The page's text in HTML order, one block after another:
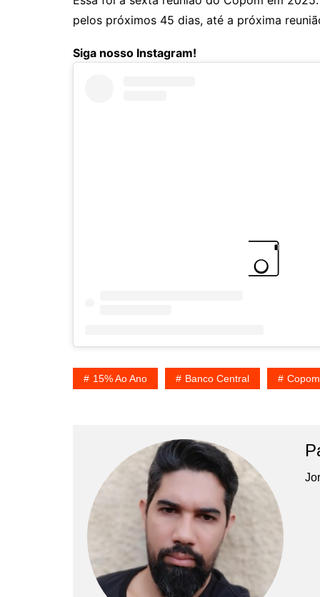
pelos próximos 45 dias, até a próxima
Siga nosso Instagram!
15% Ao Ano Banco Central Copom